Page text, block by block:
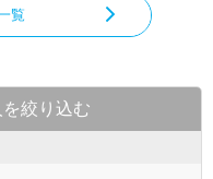
覧
絞り込む